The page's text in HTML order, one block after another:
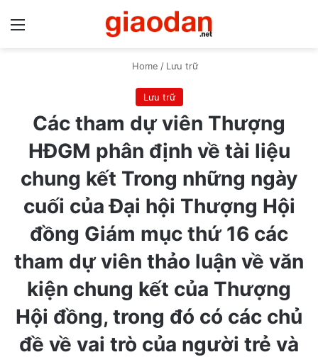
Home / Lưu trữ
Lưu trữ
Các tham dự viên Thượng
HĐGM phân định về tài liệu
chung kết Trong những ngày
cuối của Đại hội Thượng Hội
đồng Giám mục thứ 16 các
tham dự viên thảo luận về văn
kiện chung kết của Thượng
Hội đồng, trong đó có các chủ
đề về vai trò của người trẻ và